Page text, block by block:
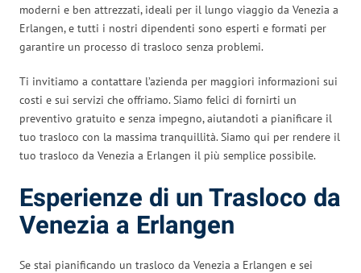
moderni e ben attrezzati, ideali per il lungo viaggio da Venezia a
Erlangen, e tutti i nostri dipendenti sono esperti e formati per
garantire un processo di trasloco senza problemi.
Ti invitiamo a contattare l’azienda per maggiori informazioni sui
costi e sui servizi che offriamo. Siamo felici di fornirti un
preventivo gratuito e senza impegno, aiutandoti a pianificare il
tuo trasloco con la massima tranquillità. Siamo qui per rendere il
tuo trasloco da Venezia a Erlangen il più semplice possibile.
Esperienze di un Trasloco da
Venezia a Erlangen
Se stai pianificando un trasloco da Venezia a Erlangen e sei